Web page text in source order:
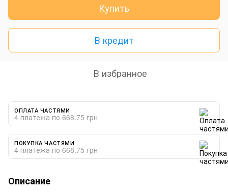
Купить
В кредит
В избранное
ОПЛАТА ЧАСТЯМИ
4 платежа по 668.75 грн
ПОКУПКА ЧАСТЯМИ
4 платежа по 668.75 грн
Описание